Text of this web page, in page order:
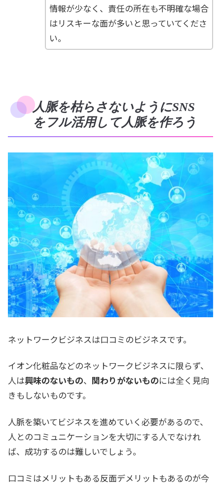
情報が少なく、責任の所在も不明確な場合
はリスキーな面が多いと思っていてくださ
い。
人脈を枯らさないようにSNS
をフル活用して人脈を作ろう
ネットワークビジネスは口コミのビジネスです。
イオン化粧品などのネットワークビジネスに限らず、
人は興味のないもの、 関わりがないものには全く見向
きもしないものです。
人脈を築いてビジネスを進めていく必要があるので、
人とのコミュニケーションを大切にする人でなけれ
ば、成功するのは難しいでしょう。
口コミはメリットもある反面デメリットもあるのが今